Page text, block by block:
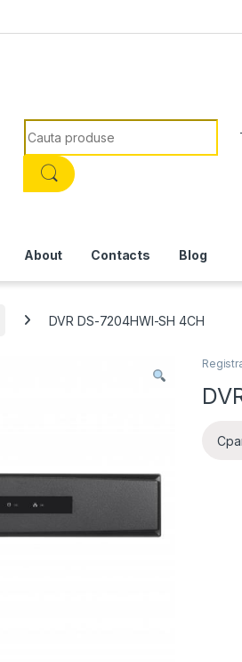
Search for:
About Contacts Blog
DVR DS-7204HWI-SH 4CH